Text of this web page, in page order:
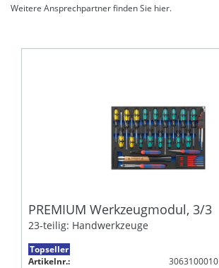
Weitere Ansprechpartner finden Sie hier.
PREMIUM Werkzeugmodul, 3/3
23-teilig: Handwerkzeuge
Topseller
Artikelnr.:
3063100010